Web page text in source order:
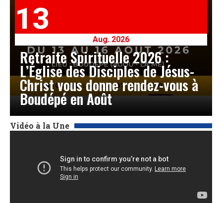
13
Aug. 2026
Retraite Spirituelle 2026 :
L’Église des Disciples de Jésus-
Christ vous donne rendez-vous à
Boudépé en Août
Vidéo à la Une